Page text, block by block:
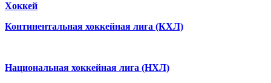
Хоккей
Континентальная хоккейная лига (КХЛ)
Национальная хоккейная лига (НХЛ)